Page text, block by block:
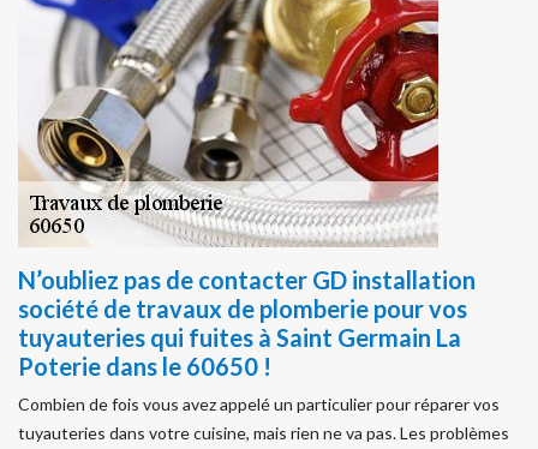
N’oubliez pas de contacter GD installation
société de travaux de plomberie pour vos
tuyauteries qui fuites à Saint Germain La
Poterie dans le 60650 !
Combien de fois vous avez appelé un particulier pour réparer vos
tuyauteries dans votre cuisine, mais rien ne va pas. Les problèmes